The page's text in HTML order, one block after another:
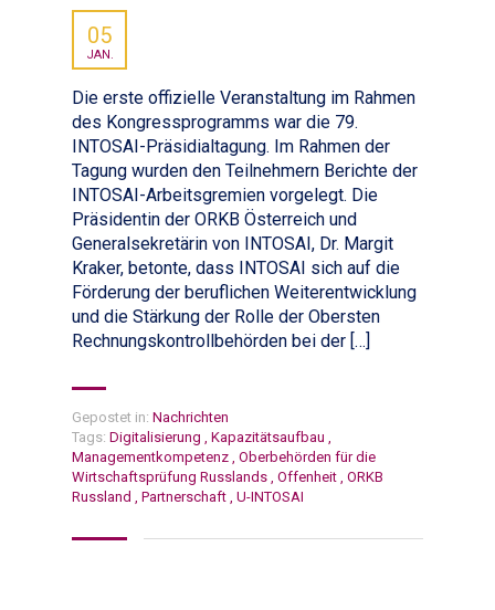
05
JAN.
Die erste offizielle Veranstaltung im Rahmen
des Kongressprogramms war die 79.
INTOSAI-Präsidialtagung. Im Rahmen der
Tagung wurden den Teilnehmern Berichte der
INTOSAI-Arbeitsgremien vorgelegt. Die
Präsidentin der ORKB Österreich und
Generalsekretärin von INTOSAI, Dr. Margit
Kraker, betonte, dass INTOSAI sich auf die
Förderung der beruflichen Weiterentwicklung
und die Stärkung der Rolle der Obersten
Rechnungskontrollbehörden bei der […]
Gepostet in: Nachrichten
Tags: Digitalisierung Kapazitätsaufbau
Managementkompetenz Oberbehörden für die
Wirtschaftsprüfung Russlands Offenheit ORKB
Russland
Partnerschaft U-INTOSAI